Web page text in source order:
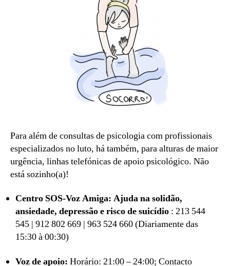
Para além de consultas de psicologia com profissionais
especializados no luto, há também, para alturas de maior
urgência, linhas telefónicas de apoio psicológico. Não
está sozinho(a)!
Centro SOS-Voz Amiga: Ajuda na solidão,
ansiedade, depressão e risco de suicídio : 213 544
545 | 912 802 669 | 963 524 660 (Diariamente das
15:30 à 00:30)
Voz de apoio: Horário: 21:00 – 24:00; Contacto